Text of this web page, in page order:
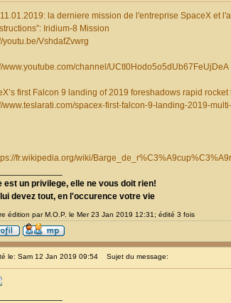
11.01.2019: la derniere mission de l'entreprise SpaceX et
Iridium-8 Mission
youtu.be/VshdafZvwrg
www.youtube.com/channel/UCtI0Hodo5o5dUb67FeUjDeA
first Falcon 9 landing of 2019 foreshadows rapid rocket
www.teslarati.com/spacex-first-falcon-9-landing-2019-
fr.wikipedia.org/wiki/
est un privilege, elle ne vous doit rien!
devez tout, en l'occurence votre vie
édition par M.O.P. le Mer 23 Jan 2019 12:31; édité 3 fois
le: Sam 12 Jan 2019 09:54 Sujet du message: